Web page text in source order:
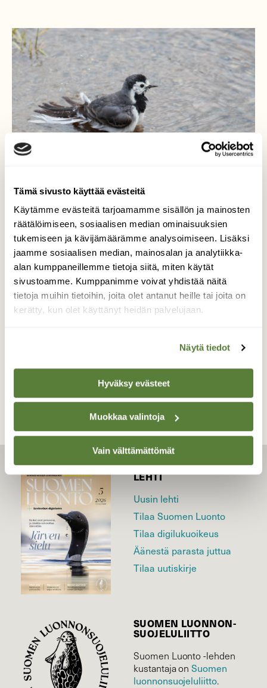
Tämä sivusto käyttää evästeitä
Käytämme evästeitä tarjoamamme sisällön ja mainosten
räätälöimiseen, sosiaalisen median ominaisuuksien
tukemiseen ja kävijämäärämme analysoimiseen. Lisäksi
jaamme sosiaalisen median, mainosalan ja analytiikka-
alan kumppaneillemme tietoja siitä, miten käytät
sivustoamme. Kumppanimme voivat yhdistää näitä
tietoja muihin tietoihin, joita olet antanut heille tai joita on
kerätty, kun olet käyttänyt heidän palvelujaan.
Näytä tiedot
Hyväksy evästeet
Muokkaa valintoja
Vain välttämättömät
Helteellä on kiva pulahtaa
veteen
La aamuna uintikaverina oli västäräkki
Valokuvaaja: Jaana Saarelainen, Marjala, Joensuu
19.6.21
LEHTI
Uusin lehti
Tilaa Suomen Luonto
Tilaa digilukuoikeus
Äänestä parasta juttua
Tilaa uutiskirje
SUOMEN LUONNON­
SUOJELU­LIITTO
Suomen Luonto -lehden
kustantaja onSuomen
luonnonsuojelu­liitto.